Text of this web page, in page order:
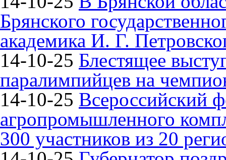
Брянского
академика И. Г.
14-10-25 Блестящее
паралимпийцев на
14-10-25 Всероссийский
агропромышленного
300 участников из 20